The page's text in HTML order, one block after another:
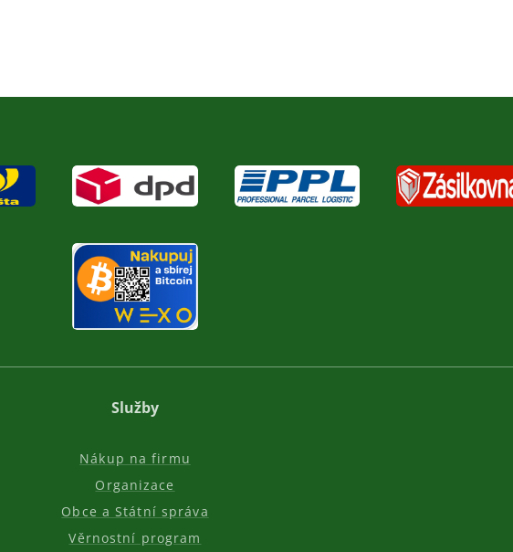
Služby
Nákup na firmu
Organizace
Obce a Státní správa
Věrnostní program